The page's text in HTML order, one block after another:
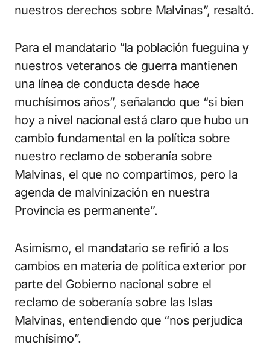
nuestros derechos sobre Malvinas”, resaltó.
Para el mandatario “la población fueguina y
nuestros veteranos de guerra mantienen
una línea de conducta desde hace
muchísimos años”, señalando que “si bien
hoy a nivel nacional está claro que hubo un
cambio fundamental en la política sobre
nuestro reclamo de soberanía sobre
Malvinas, el que no compartimos, pero la
agenda de malvinización en nuestra
Provincia es permanente”.
Asimismo, el mandatario se refirió a los
cambios en materia de política exterior por
parte del Gobierno nacional sobre el
reclamo de soberanía sobre las Islas
Malvinas, entendiendo que “nos perjudica
muchísimo”.